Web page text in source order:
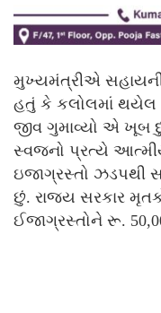
મુખ્યમંત્રીએ
હતું કે કલોલમાં થયેલ
જીવ ગુમાવ્યો એ ખૂબ
સ્વજનો પ્રત્યે
ઇજાગ્રસ્તો ઝડપથી
છું. રાજ્ય સરકાર
ઈજાગ્રસ્તોને રૂ.